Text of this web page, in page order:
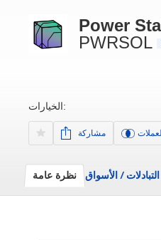
Power
PWRSOL
الخيارات:
مشاركة
نظرة عامة التبادلات/ الأسواق